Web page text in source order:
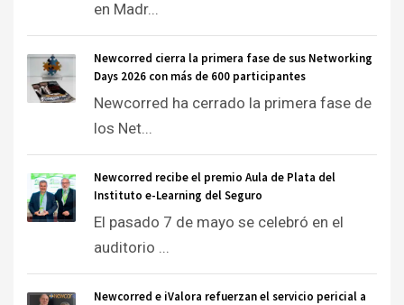
en Madr...
Newcorred cierra la primera fase de sus Networking
Days 2026 con más de 600 participantes
Newcorred ha cerrado la primera fase de
los Net...
Newcorred recibe el premio Aula de Plata del
Instituto e-Learning del Seguro
El pasado 7 de mayo se celebró en el
auditorio ...
Newcorred e iValora refuerzan el servicio pericial a